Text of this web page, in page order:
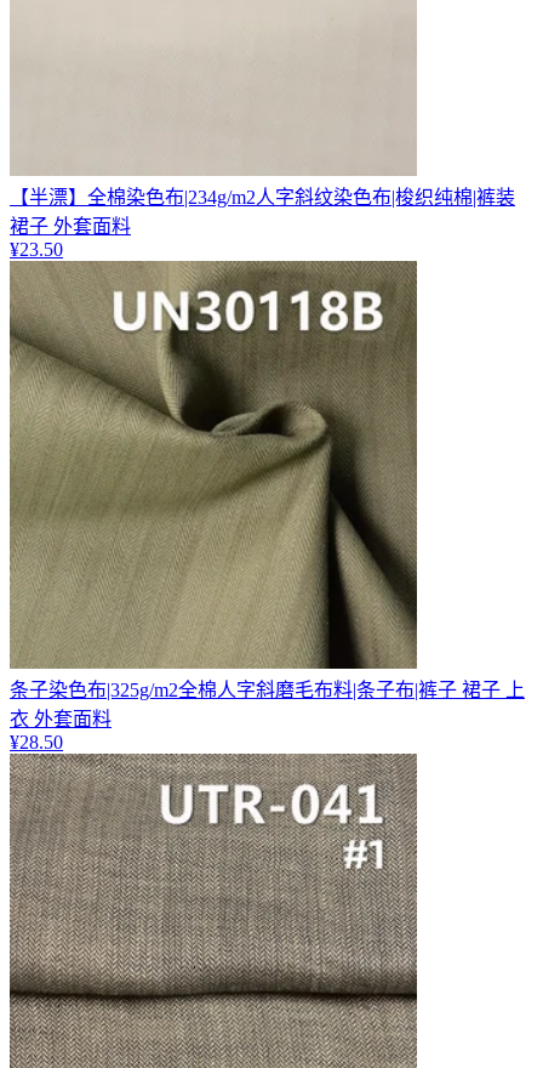
【半漂】全棉染色布|234g/m2人字斜纹染色布|梭织纯棉|裤装
裙子 外套面料
¥23.50
条子染色布|325g/m2全棉人字斜磨毛布料|条子布|裤子 裙子 上
衣 外套面料
¥28.50